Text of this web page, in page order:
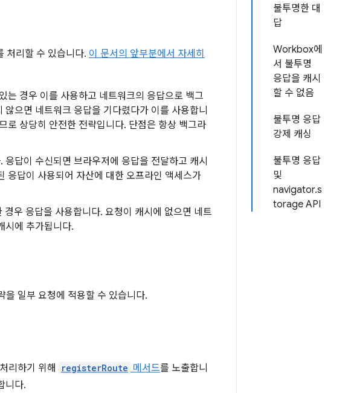
불투명한 대
답
Workbox에
서 불투명
응답을 캐시
할 수 없음
불투명 응답
강제 캐싱
불투명 응답
및
navigator.s
torage API
처리할 수 있습니다. 이 문서의 앞부분에서 자세히
는 경우 이를 사용하고 네트워크의 응답으로 백그
으면 네트워크 응답을 기다렸다가 이를 사용합니
로 상당히 안전한 전략입니다. 단점은 항상 백그라
답이 수신되면 브라우저에 응답을 전달하고 캐시
응답이 사용되어 자산에 대한 오프라인 액세스가
우 응답을 사용합니다. 요청이 캐시에 없으면 네트
시에 추가됩니다.
을 일부 요청에 적용할 수 있습니다.
리하기 위해 registerRoute 메서드를 노출합니
니다.